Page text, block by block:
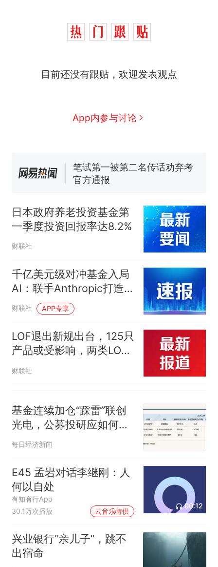
目前还没有跟贴，欢迎发表观点
App内参与讨论
热 那个在床头放菜刀的女孩，
因老师一句“跟我回家”改写了
协会回应
笔试第一被第二名传话劝弃考
官方通报
试前13名均遭淘汰？教育局：
已叫停招聘，成立调查组全面
核查
台风"白海豚"中心附近最大风
力已达15级 最新研判
享界G9车型预售价公布：
热 那个在床头放菜刀的女孩，
因老师一句“跟我回家”改写了
人生
日本政府养老投资基金第
一季度投资回报率达8.2%
财联社
千亿美元级对冲基金入局
AI：联手Anthropic打造
“智能风控大脑”
财联社 APP专享
LOF退出新规出台，125只
产品或受影响，两类LOF
最晚2027年底退市
财联社
基金连续加仓“踩雷”联创
光电，公募投研应如何识
别个股风险？
每日经济新闻
E45 孟岩对话李继刚：人
何以自处
有知有行App
30.1万次播放
云音乐特供
00:12
兴业银行“亲儿子”，跳不
出宿命